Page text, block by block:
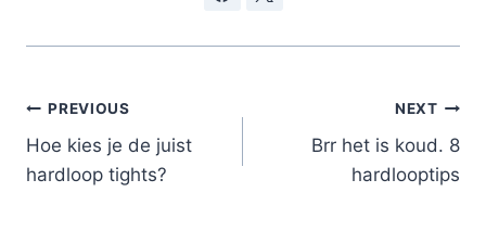
Post
navigation
PREVIOUS
Hoe kies je de juist
hardloop tights?
NEXT
Brr het is koud. 8
hardlooptips